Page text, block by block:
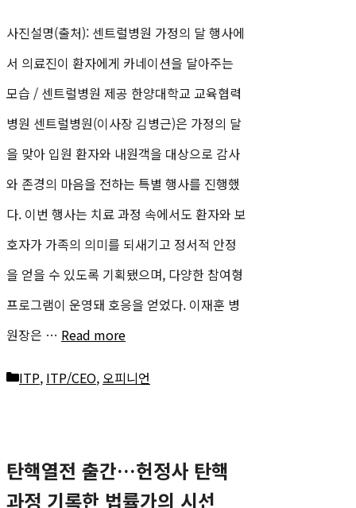
사진설명(출처): 센트럴병원 가정의 달 행사에
서 의료진이 환자에게 카네이션을 달아주는
모습 / 센트럴병원 제공 한양대학교 교육협력
병원 센트럴병원(이사장 김병근)은 가정의 달
을 맞아 입원 환자와 내원객을 대상으로 감사
와 존경의 마음을 전하는 특별 행사를 진행했
다. 이번 행사는 치료 과정 속에서도 환자와 보
호자가 가족의 의미를 되새기고 정서적 안정
을 얻을 수 있도록 기획됐으며, 다양한 참여형
프로그램이 운영돼 호응을 얻었다. 이재훈 병
원장은 … Read more
카
리
ITP, ITP/CEO, 오피니언
탄핵열전 출간…헌정사 탄핵
과정 기록한 법률가의 시선